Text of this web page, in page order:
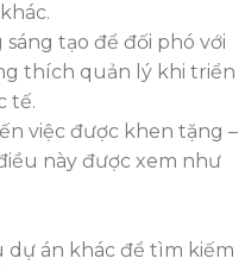
tạo để đối phó với
thích quản lý khi triển
tế.
việc được khen tặng –
này được xem như
dự án khác để tìm kiếm